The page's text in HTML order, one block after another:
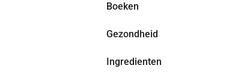
Boeken
Gezondheid
Ingredienten